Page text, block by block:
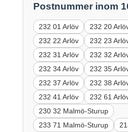
Postnummer inom
232 01 Arlöv 232 20
232 22 Arlöv
232 23
232 31 Arlöv
232 32
232 34 Arlöv
232 35
232 37 Arlöv
232 38
232 41 Arlöv
232 61
230 32 Malmö-Sturup
233 71 Malmö-Sturup